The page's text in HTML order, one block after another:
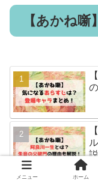
【あかね
メニュー ホーム